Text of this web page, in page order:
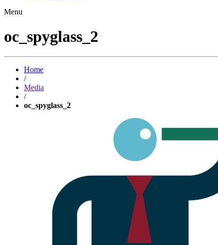
Menu
oc_spyglass_2
Home
/
Media
/
oc_spyglass_2